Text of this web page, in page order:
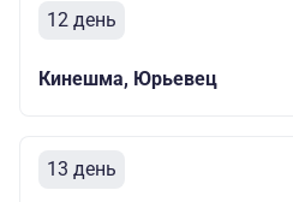
12 день
Кинешма, Юрьевец
13 день